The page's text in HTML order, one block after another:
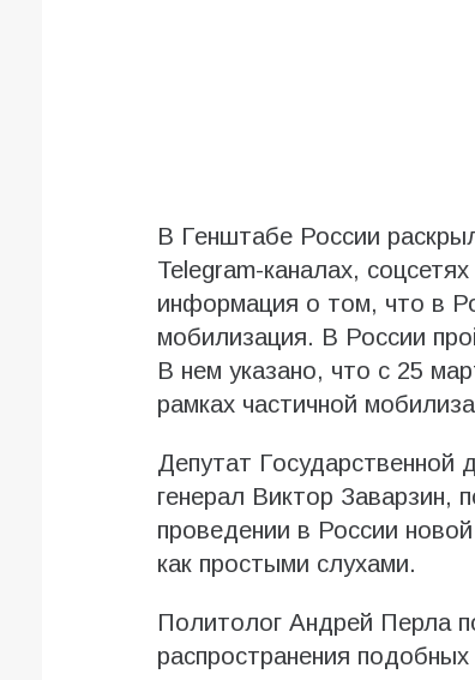
В Генштабе России
Telegram-каналах,
информация о том, что в
мобилизация. В России
В нем указано, что с 25
рамках частичной
Депутат Государственной
генерал Виктор Заварзин,
проведении в России
как простыми слухами.
Политолог Андрей Перла
распространения